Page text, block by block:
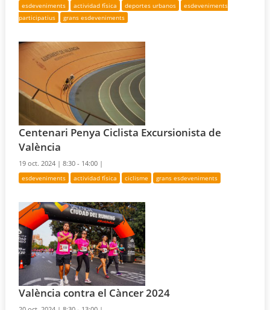
esdeveniments actividad física deportes urbanos
esdeveniments
participatius
grans esdeveniments
Centenari Penya Ciclista Excursionista de
València
19 oct. 2024 |8:30 - 14:00 |
esdeveniments actividad física ciclisme grans esdeveniments
València contra el Càncer 2024